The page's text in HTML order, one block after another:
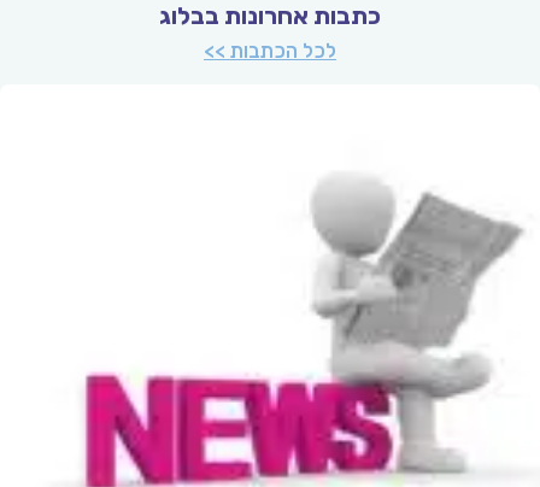
כתבות אחרונות בבלוג
לכל הכתבות >>